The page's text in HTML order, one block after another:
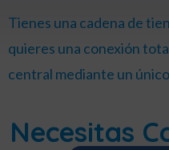
Tienes una cadena de
quieres una conexión
central mediante un
Necesitas